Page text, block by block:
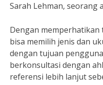
Sarah Lehman, seorang
Dengan memperhatikan
bisa memilih jenis dan
dengan tujuan
berkonsultasi dengan
referensi lebih lanjut